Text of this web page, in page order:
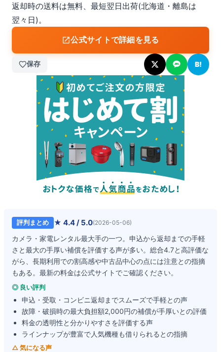
返却時の送料は無料、最短翌日出荷(北海道・離島は
翌々日)。
公式サイトで詳細を見る
保存 B!
評判まとめ ★ 4.4/ 5.0(2026-05-06)
カメラ・家電レンタル最大手の一つ。申込から返却までの手軽
さと最大の手厚い補償を評価する声が多い。総合4.7と高評価な
がら、長期利用での割高感や中古品中心の点には注意との指摘
もある。最新の料金は公式サイトでご確認ください。
◎ 良い評判
申込・受取・コンビニ返却までスムーズで手軽との声
故障・破損時の最大負担額2,000円の補償が手厚いとの評価
料金の透明性と分かりやすさを評価する声
ラインナップが豊富で人気機種も借りられるとの指摘
△ 気になる声